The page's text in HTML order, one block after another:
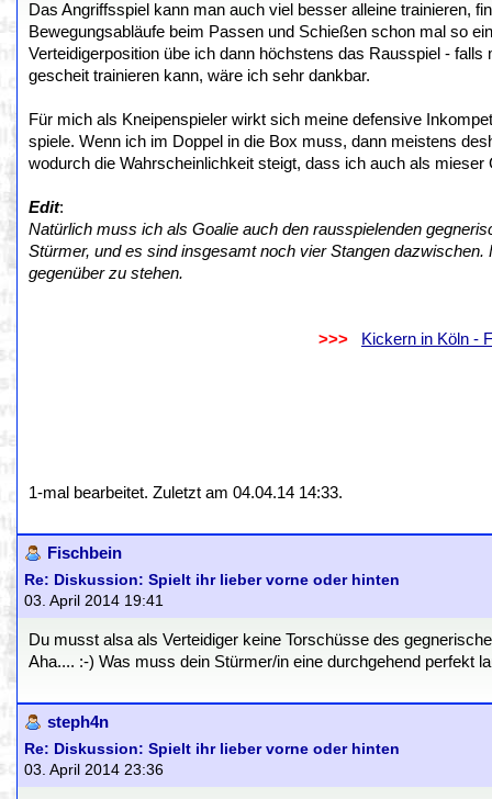
Das Angriffsspiel kann man auch viel besser alleine trainieren,
Bewegungsabläufe beim Passen und Schießen schon mal so
Verteidigerposition übe ich dann höchstens das Rausspiel -
gescheit trainieren kann, wäre ich sehr dankbar.
Für mich als Kneipenspieler wirkt sich meine defensive
spiele. Wenn ich im Doppel in die Box muss, dann meistens
wodurch die Wahrscheinlichkeit steigt, dass ich auch als mieser
Edit:
Natürlich muss ich als Goalie auch den rausspielenden
Stürmer, und es sind insgesamt noch vier Stangen
gegenüber zu stehen.
>>>
Kickern in Köln -
1-mal bearbeitet. Zuletzt am 04.04.14 14:33.
Fischbein
Re: Diskussion: Spielt ihr lieber vorne oder hinten
03. April 2014 19:41
Du musst alsa als Verteidiger keine Torschüsse des
Aha.... :-) Was muss dein Stürmer/in eine durchgehend perfekt
steph4n
Re: Diskussion: Spielt ihr lieber vorne oder hinten
03. April 2014 23:36